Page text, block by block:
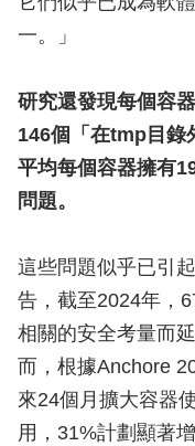
一。」
研究還發現每個容
146個「在tmp目錄
平均每個容器擁有
問題。
這些問題似乎已引
告，截至2024年，
相關的安全考量而
而，根據Anchore
來24個月擴大容器
用，31%計劃顯著增